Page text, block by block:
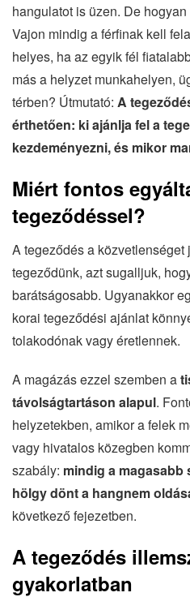
hangulatot is üzen. De
Vajon mindig a férfinak kell
helyes, ha az egyik fél
más a helyzet munkahelyen,
térben? Útmutató: A
érthetően: ki ajánlja fel a
kezdeményezni, és mikor
Miért fontos
tegeződéssel?
A tegeződés a
tegeződünk, azt sugalljuk,
barátságosabb. Ugyanakkor
korai tegeződési ajánlat
tolakodónak vagy éretlennek.
A magázás ezzel szemben a
távolságtartáson alapul.
helyzetekben, amikor a felek
vagy hivatalos közegben
szabály: mindig a
hölgy dönt a hangnem
következő fejezetben.
A tegeződés
gyakorlatban